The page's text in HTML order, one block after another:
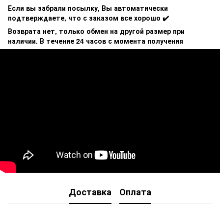
Если вы забрали посылку, Вы автоматически
подтверждаете, что с заказом все хорошо ✔️
Возврата нет, только обмен на другой размер при
наличии. В течение 24 часов с момента получения
Доставка Оплата